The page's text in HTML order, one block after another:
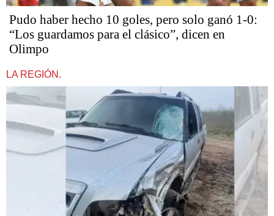
Pudo haber hecho 10 goles, pero solo ganó 1-0:
“Los guardamos para el clásico”, dicen en
Olimpo
LA REGIÓN.